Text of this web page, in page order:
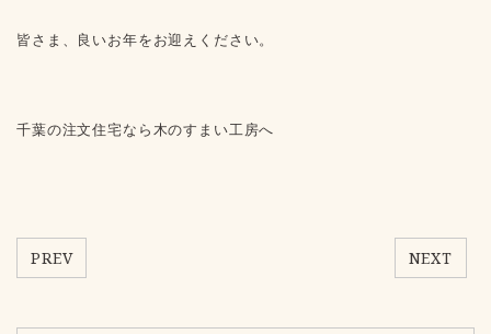
皆さま、良いお年をお迎えください。
千葉の注文住宅なら木のすまい工房へ
PREV NEXT